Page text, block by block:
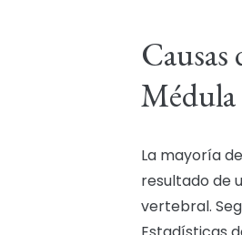
Causas
La mayoría
resultado de
vertebral.